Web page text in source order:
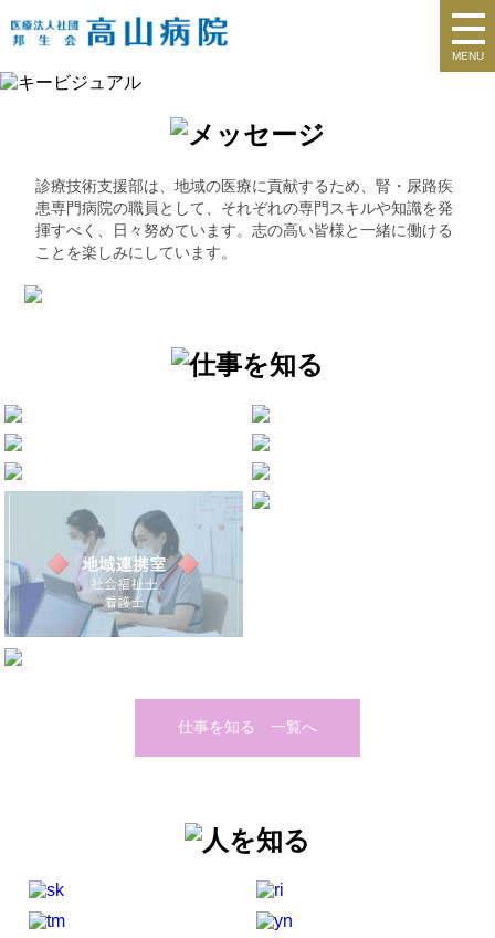
MENU
診療技術支援部は、地域の医療に貢献するため、腎・尿路疾
患専門病院の職員として、それぞれの専門スキルや知識を発
揮すべく、日々努めています。志の高い皆様と一緒に働ける
ことを楽しみにしています。
仕事を知る 一覧へ